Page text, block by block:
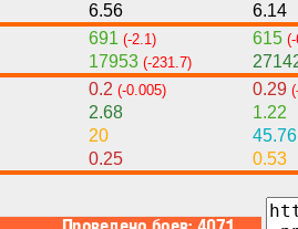
6.56 6.14
691 (-2.1) 615
17953 (-231.7)
0.2 (-0.005) 0.29
2.68 1.22
20 45.76
0.25 0.53